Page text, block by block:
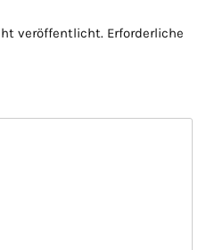
veröffentlicht. Erforderliche